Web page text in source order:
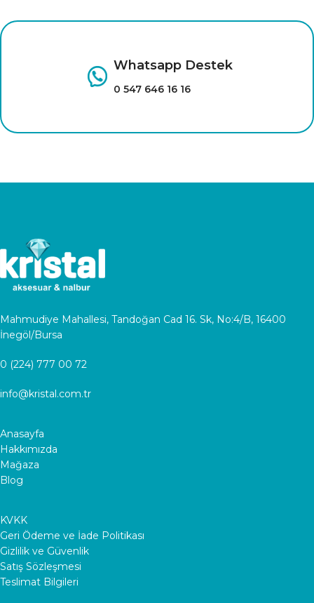
Whatsapp Destek
0 547 646 16 16
Mahmudiye Mahallesi, Tandoğan Cad 16. Sk, No:4/B, 16400
İnegöl/Bursa
0 (224) 777 00 72
info@kristal.com.tr
Anasayfa
Hakkımızda
Mağaza
Blog
KVKK
Geri Ödeme ve İade Politikası
Gizlilik ve Güvenlik
Satış Sözleşmesi
Teslimat Bilgileri